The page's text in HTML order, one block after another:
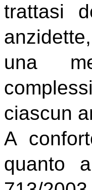
trattasi
una
ciascun
A
quanto